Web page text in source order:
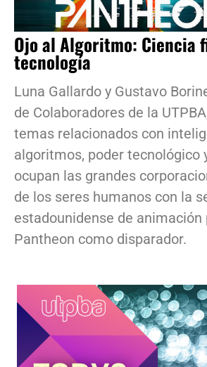
Ojo al Algoritmo: Ciencia
tecnología
Luna Gallardo y Gustavo
de Colaboradores de la
temas relacionados con
algoritmos, poder tecnológico
ocupan las grandes
de los seres humanos con la
estadounidense de animación
Pantheon como disparador.